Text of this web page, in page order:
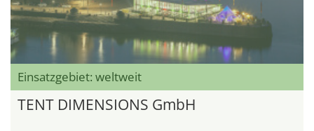
Einsatzgebiet: weltweit
TENT DIMENSIONS GmbH